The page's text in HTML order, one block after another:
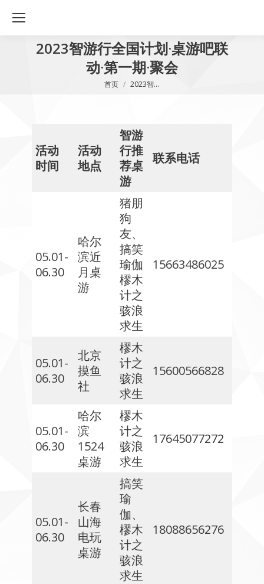
2023智游行全国计划·桌游吧联
动·第一期·聚会
您在这里：
首页 2023智…
活动
时间
活动
地点
智游
行推
荐桌
游
联系电话
05.01-
06.30
哈尔
滨近
月桌
游
猪朋
狗
友、
搞笑
瑜伽
樛木
计之
骇浪
求生
15663486025
05.01-
06.30
北京
摸鱼
社
樛木
计之
骇浪
求生
15600566828
05.01-
06.30
哈尔
滨
1524
桌游
樛木
计之
骇浪
求生
17645077272
05.01-
06.30
长春
山海
电玩
桌游
搞笑
瑜
伽、
樛木
计之
骇浪
求生
18088656276